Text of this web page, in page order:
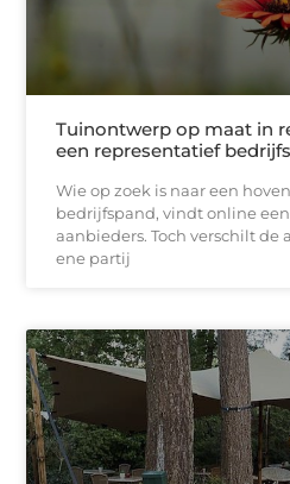
Tuinontwerp op maat in
een representatief
Wie op zoek is naar een
bedrijfspand, vindt online
aanbieders. Toch verschilt de
ene partij